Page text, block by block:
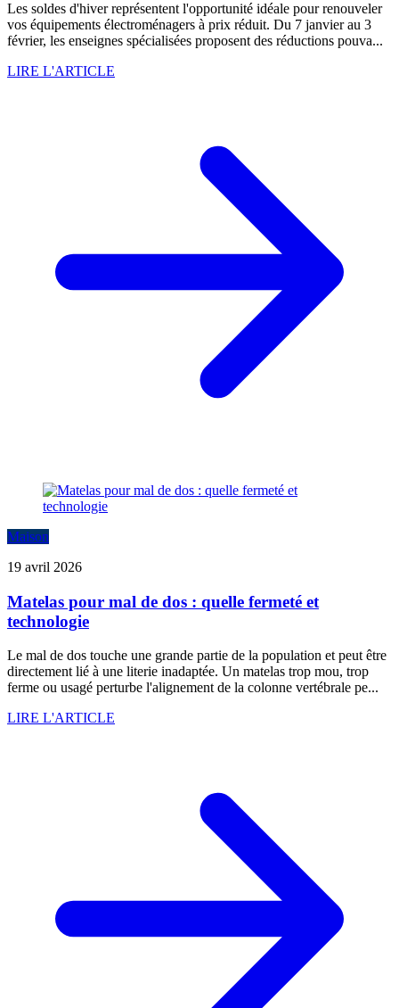
Les soldes d'hiver représentent l'opportunité idéale pour renouveler
vos équipements électroménagers à prix réduit. Du 7 janvier au 3
février, les enseignes spécialisées proposent des réductions pouva...
LIRE L'ARTICLE
Maison
19 avril 2026
Matelas pour mal de dos : quelle fermeté et
technologie
Le mal de dos touche une grande partie de la population et peut être
directement lié à une literie inadaptée. Un matelas trop mou, trop
ferme ou usagé perturbe l'alignement de la colonne vertébrale pe...
LIRE L'ARTICLE